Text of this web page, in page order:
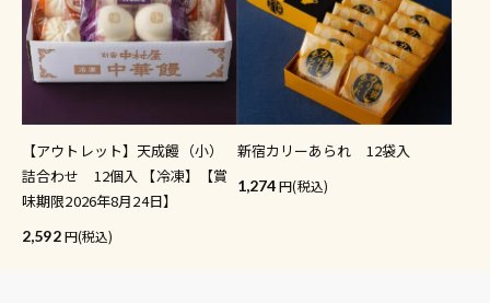
【アウトレット】天成饅（小）
詰合わせ 12個入 【冷凍】【賞
味期限2026年8月24日】
2,592 (税込)
新宿カリーあられ 12袋入
1,274 (税込)